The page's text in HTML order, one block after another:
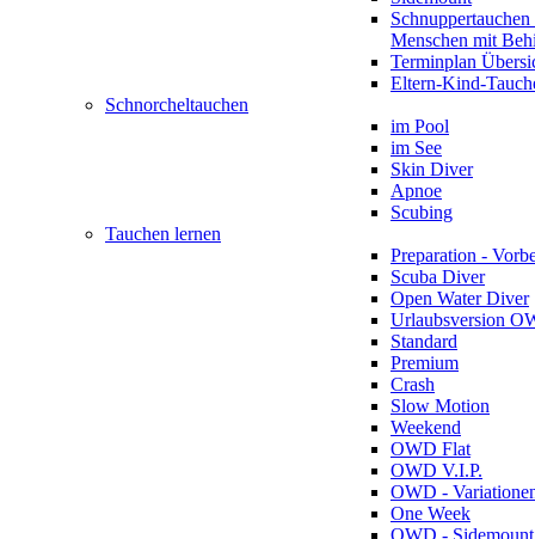
Menschen mit
Terminplan
Eltern-Kind-
Schnorcheltauchen
im Pool
im See
Skin Diver
Apnoe
Scubing
Tauchen lernen
Preparation -
Scuba Diver
Open Water Diver
Urlaubsversion
Standard
Premium
Crash
Slow Motion
Weekend
OWD Flat
OWD V.I.P.
OWD -
One Week
OWD - Sidemount